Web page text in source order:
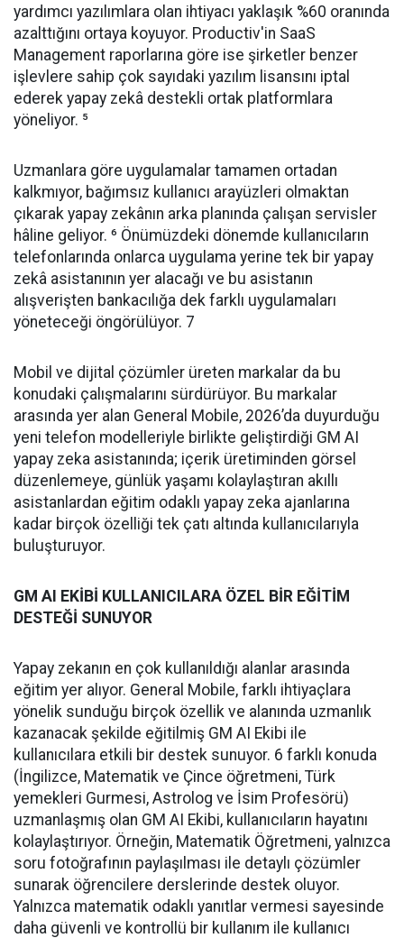
yardımcı yazılımlara olan ihtiyacı yaklaşık %60 oranında
azalttığını ortaya koyuyor. Productiv'in SaaS
Management raporlarına göre ise şirketler benzer
işlevlere sahip çok sayıdaki yazılım lisansını iptal
ederek yapay zekâ destekli ortak platformlara
yöneliyor. ⁵
Uzmanlara göre uygulamalar tamamen ortadan
kalkmıyor, bağımsız kullanıcı arayüzleri olmaktan
çıkarak yapay zekânın arka planında çalışan servisler
hâline geliyor. ⁶ Önümüzdeki dönemde kullanıcıların
telefonlarında onlarca uygulama yerine tek bir yapay
zekâ asistanının yer alacağı ve bu asistanın
alışverişten bankacılığa dek farklı uygulamaları
yöneteceği öngörülüyor. 7
Mobil ve dijital çözümler üreten markalar da bu
konudaki çalışmalarını sürdürüyor. Bu markalar
arasında yer alan General Mobile, 2026’da duyurduğu
yeni telefon modelleriyle birlikte geliştirdiği GM AI
yapay zeka asistanında; içerik üretiminden görsel
düzenlemeye, günlük yaşamı kolaylaştıran akıllı
asistanlardan eğitim odaklı yapay zeka ajanlarına
kadar birçok özelliği tek çatı altında kullanıcılarıyla
buluşturuyor.
GM AI EKİBİ KULLANICILARA ÖZEL BİR EĞİTİM
DESTEĞİ SUNUYOR
Yapay zekanın en çok kullanıldığı alanlar arasında
eğitim yer alıyor. General Mobile, farklı ihtiyaçlara
yönelik sunduğu birçok özellik ve alanında uzmanlık
kazanacak şekilde eğitilmiş GM AI Ekibi ile
kullanıcılara etkili bir destek sunuyor. 6 farklı konuda
(İngilizce, Matematik ve Çince öğretmeni, Türk
yemekleri Gurmesi, Astrolog ve İsim Profesörü)
uzmanlaşmış olan GM AI Ekibi, kullanıcıların hayatını
kolaylaştırıyor. Örneğin, Matematik Öğretmeni, yalnızca
soru fotoğrafının paylaşılması ile detaylı çözümler
sunarak öğrencilere derslerinde destek oluyor.
Yalnızca matematik odaklı yanıtlar vermesi sayesinde
daha güvenli ve kontrollü bir kullanım ile kullanıcı